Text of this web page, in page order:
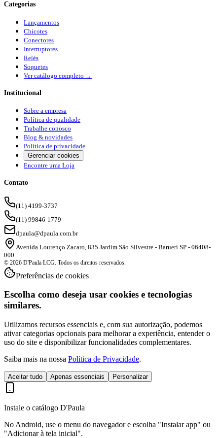
Categorias
Lançamentos
Chicotes
Conectores
Interruptores
Relés
Soquetes
Ver catálogo completo →
Institucional
Sobre a empresa
Política de qualidade
Trabalhe conosco
Blog & novidades
Política de privacidade
Gerenciar cookies
Encontre uma Loja
Contato
(11) 4199-3737
(11) 99846-1779
dpaula@dpaula.com.br
Avenida Lourenço Zacaro, 835 Jardim São Silvestre - Barueri SP - 06408-
000
© 2026 D'Paula LCG. Todos os direitos reservados.
Preferências de cookies
Escolha como deseja usar cookies e tecnologias
similares.
Utilizamos recursos essenciais e, com sua autorização, podemos
ativar categorias opcionais para melhorar a experiência, entender o
uso do site e disponibilizar funcionalidades complementares.
Saiba mais na nossa Política de Privacidade.
Aceitar tudo Apenas essenciais Personalizar
Instale o catálogo D'Paula
No Android, use o menu do navegador e escolha "Instalar app" ou
"Adicionar à tela inicial".